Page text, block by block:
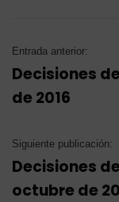
Entrada anterior:
Decisiones
de 2016
Siguiente publicación:
Decisiones
octubre de